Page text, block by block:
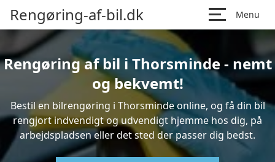
Rengøring-af-bil.dk Menu
Rengøring af bil i Thorsminde - nemt
og bekvemt!
Bestil en bilrengøring i Thorsminde online, og få din bil
rengjort indvendigt og udvendigt hjemme hos dig, på
arbejdspladsen eller det sted der passer dig bedst.